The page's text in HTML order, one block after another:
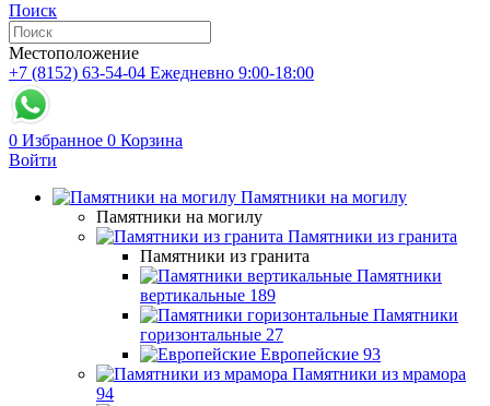
Поиск
Местоположение
+7 (8152) 63-54-04 Ежедневно 9:00-18:00
0 Избранное 0 Корзина
Войти
Памятники на могилу
Памятники на могилу
Памятники из гранита
Памятники из гранита
Памятники
вертикальные 189
Памятники
горизонтальные 27
Европейские 93
Памятники из мрамора
94